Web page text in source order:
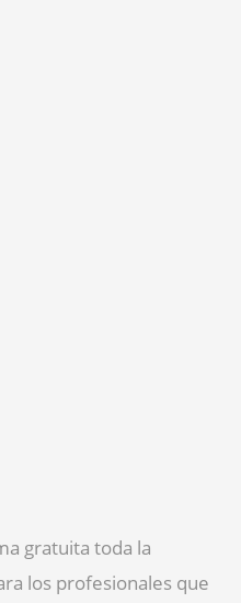
gratuita toda la
los profesionales que